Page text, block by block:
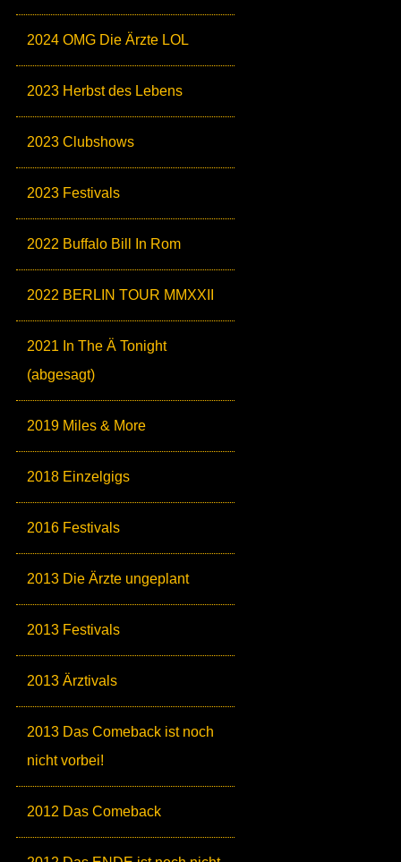
2024 OMG Die Ärzte LOL
2023 Herbst des Lebens
2023 Clubshows
2023 Festivals
2022 Buffalo Bill In Rom
2022 BERLIN TOUR MMXXII
2021 In The Ä Tonight
(abgesagt)
2019 Miles & More
2018 Einzelgigs
2016 Festivals
2013 Die Ärzte ungeplant
2013 Festivals
2013 Ärztivals
2013 Das Comeback ist noch
nicht vorbei!
2012 Das Comeback